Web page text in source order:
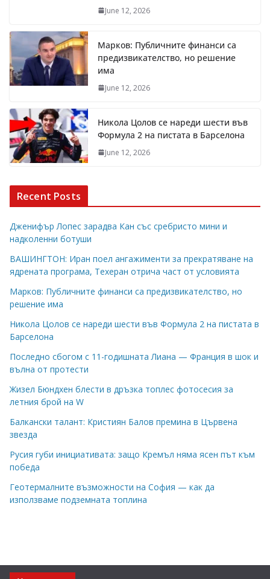
June 12, 2026
Марков: Публичните финанси са
предизвикателство, но решение
има
June 12, 2026
Никола Цолов се нареди шести във
Формула 2 на пистата в Барселона
June 12, 2026
Recent Posts
Дженифър Лопес зарадва Кан със сребристо мини и
надколенни ботуши
ВАШИНГТОН: Иран поел ангажименти за прекратяване на
ядрената програма, Техеран отрича част от условията
Марков: Публичните финанси са предизвикателство, но
решение има
Никола Цолов се нареди шести във Формула 2 на пистата в
Барселона
Последно сбогом с 11-годишната Лиана — Франция в шок и
вълна от протести
Жизел Бюндхен блести в дръзка топлес фотосесия за
летния брой на W
Балкански талант: Кристиян Балов премина в Цървена
звезда
Русия губи инициативата: защо Кремъл няма ясен път към
победа
Геотермалните възможности на София — как да
използваме подземната топлина